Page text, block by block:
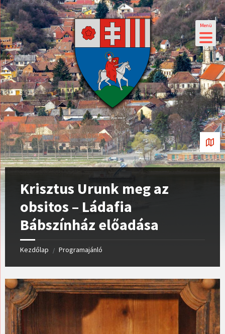
Menü
Krisztus Urunk meg az
obsitos – Ládafia
Bábszínház előadása
Kezdőlap / Programajánló